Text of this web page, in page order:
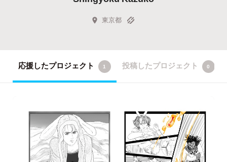
東京都
応援したプロジェクト 1 投稿したプロジェクト 0